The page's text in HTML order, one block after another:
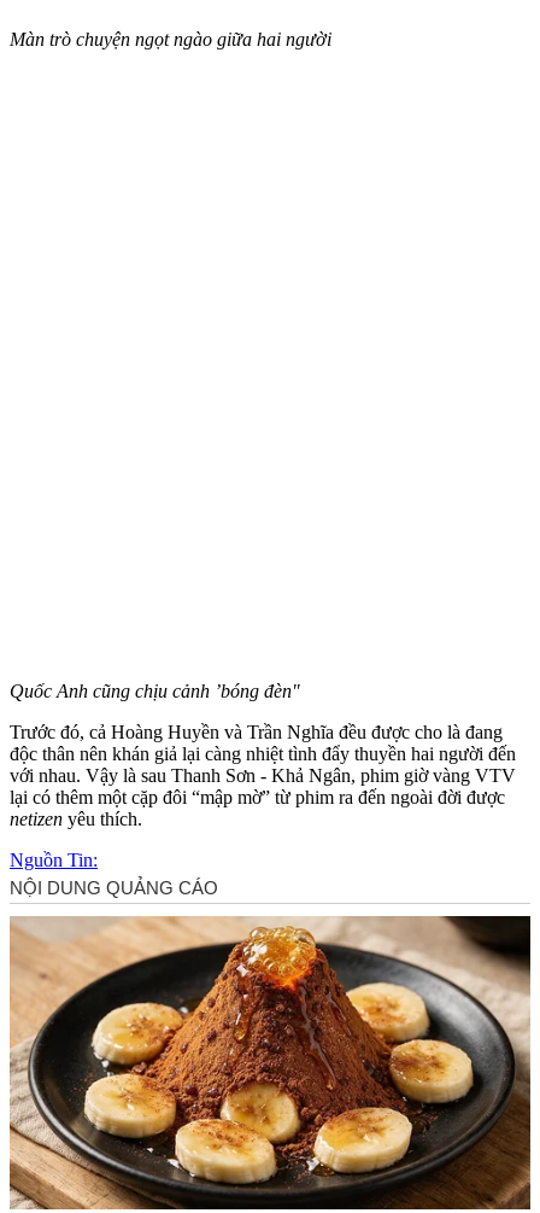
Màn trò chuyện ngọt ngào giữa hai người
Quốc Anh cũng chịu cảnh ’bóng đèn"
Trước đó, cả Hoàng Huyền và Trần Nghĩa đều được cho là đang
độc thân nên khán giả lại càng nhiệt tình đẩy thuyền hai người đến
với nhau. Vậy là sau Thanh Sơn - Khả Ngân, phim giờ vàng VTV
lại có thêm một cặp đôi “mập mờ” từ phim ra đến ngoài đời được
netizen yêu thích.
Nguồn Tin: